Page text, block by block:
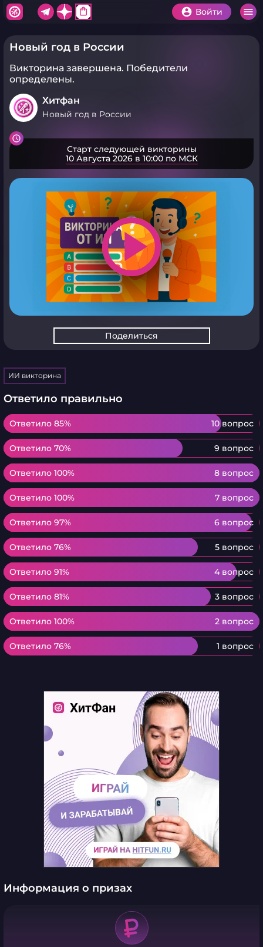
shopping_bag Войти
Новый год в России
Викторина завершена. Победители
определены.
Хитфан
Новый год в России
Старт следующей викторины
10 Августа 2026 в 10:00 по МСК
play_arrow
Поделиться
ИИ викторина
Ответило правильно
Ответило 85% 10 вопрос
Ответило 85%
Ответило 70% 9 вопрос
Ответило 70%
Ответило 100% 8 вопрос
Ответило 100%
Ответило 100% 7 вопрос
Ответило 100%
Ответило 97% 6 вопрос
Ответило 97%
Ответило 76% 5 вопрос
Ответило 76%
Ответило 91% 4 вопрос
Ответило 91%
Ответило 81% 3 вопрос
Ответило 81%
Ответило 100% 2 вопрос
Ответило 100%
Ответило 76% 1 вопрос
Ответило 76%
Информация о призах